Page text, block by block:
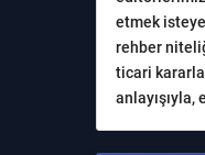
etmek
rehber
ticari
anlayışıyla,